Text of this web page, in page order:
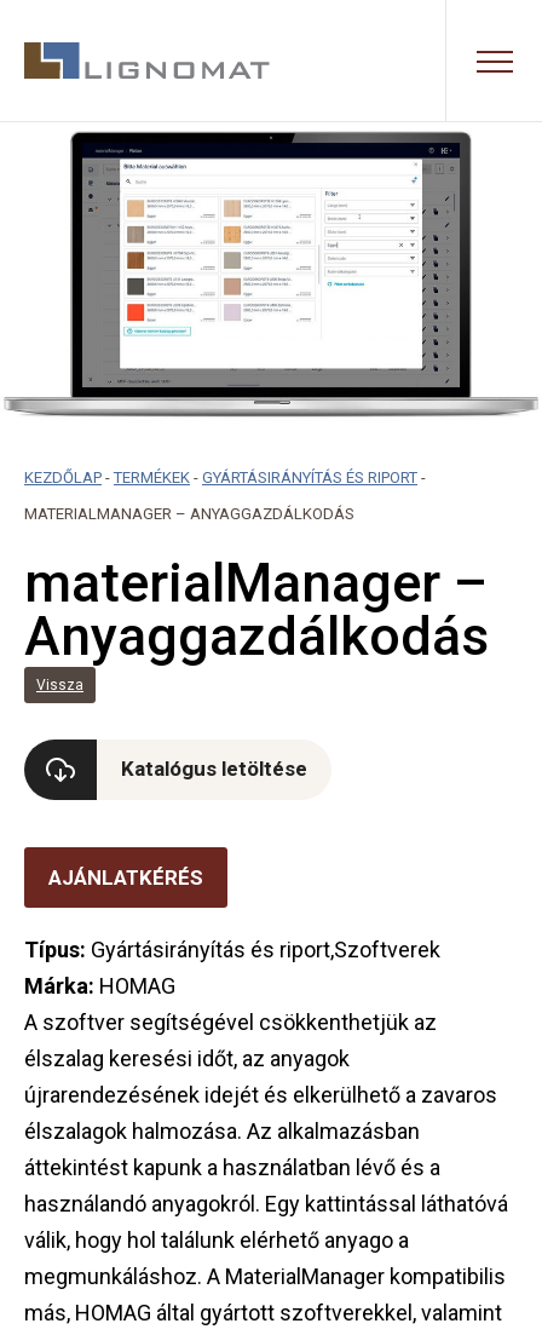
KEZDŐLAP -TERMÉKEK - GYÁRTÁSIRÁNYÍTÁS ÉS RIPORT -
MATERIALMANAGER – ANYAGGAZDÁLKODÁS
materialManager –
Anyaggazdálkodás
Vissza
Katalógus letöltése
A szoftver segítségével csökkenthetjük az
élszalag keresési időt, az anyagok
újrarendezésének idejét és elkerülhető a zavaros
élszalagok halmozása. Az alkalmazásban
áttekintést kapunk a használatban lévő és a
használandó anyagokról. Egy kattintással láthatóvá
válik, hogy hol találunk elérhető anyago a
megmunkáláshoz. A MaterialManager kompatibilis
más, HOMAG által gyártott szoftverekkel, valamint
AJÁNLATKÉRÉS
Típus: Gyártásirányítás és riport,Szoftverek
Márka: HOMAG